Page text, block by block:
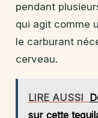
pendant
qui agit comme
le carburant
cerveau.
LIRE AUSSI
sur cette